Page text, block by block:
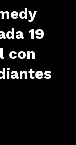
19
con